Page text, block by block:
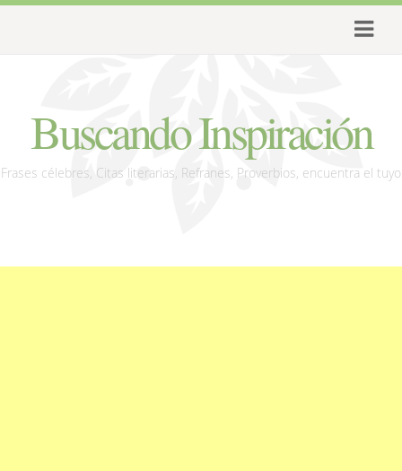
Buscando Inspiración
Frases célebres, Citas literarias, Refranes, Proverbios, encuentra el tuyo